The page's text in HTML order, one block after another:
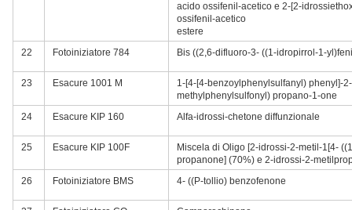
acido ossifenil-acetico e 2-[2-
ossifenil-acetico
estere
22
Fotoiniziatore 784 Bis ((2,6-difluoro-3- ((1-idropirrol-1-
23 Esacure 1001 M
1-[4-[4-benzoylphenylsulfanyl) phenyl]-
methylphenylsulfonyl) propano-1-one
24
Esacure KIP 160 Alfa-idrossi-chetone diffunzionale
25 Esacure KIP 100F
Miscela di Oligo [2-idrossi-2-metil-1[4-
propanone] (70%) e 2-idrossi-2-
26
Fotoiniziatore BMS 4- ((P-tollio) benzofenone